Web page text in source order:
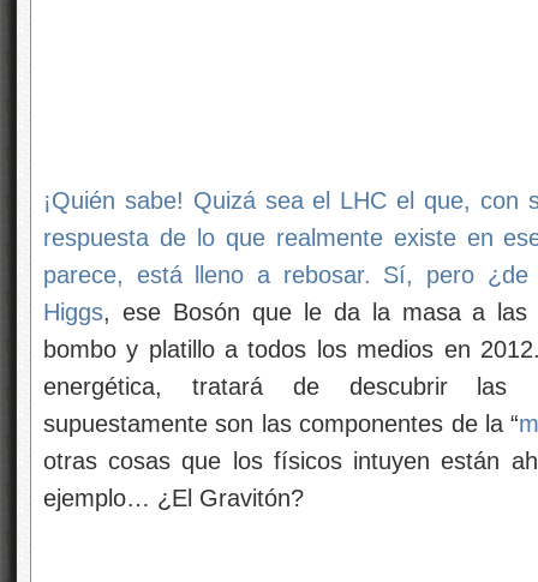
¡Quién sabe! Quizá sea el LHC el que, con
respuesta de lo que realmente existe en
parece, está lleno a rebosar. Sí, pero
Higgs, ese Bosón que le da la masa a
bombo y platillo a todos los medios en
energética, tratará de descubrir las
supuestamente son las componentes de la “
otras cosas que los físicos intuyen están
ejemplo… ¿El Gravitón?